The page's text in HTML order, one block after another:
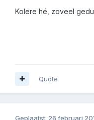
Kolere hé, zoveel
Quote
Geplaatst: 26 februari